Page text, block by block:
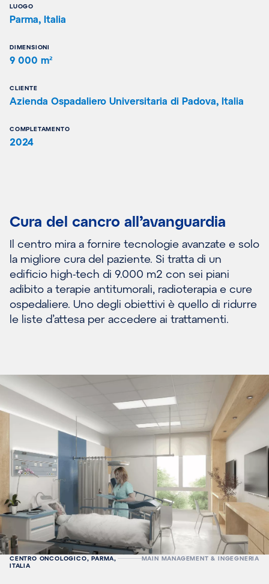
LUOGO
Parma, Italia
DIMENSIONI
9 000 m²
CLIENTE
Azienda Ospadaliero Universitaria di Padova, Italia
COMPLETAMENTO
2024
Cura del cancro all’avanguardia
Il centro mira a fornire tecnologie avanzate e solo
la migliore cura del paziente. Si tratta di un
edificio high-tech di 9.000 m2 con sei piani
adibito a terapie antitumorali, radioterapia e cure
ospedaliere. Uno degli obiettivi è quello di ridurre
le liste d’attesa per accedere ai trattamenti.
CENTRO ONCOLOGICO, PARMA,
ITALIA
MAIN MANAGEMENT & INGEGNERIA